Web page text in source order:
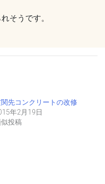
そうです。
先コンクリートの改修
年2月19日
投稿